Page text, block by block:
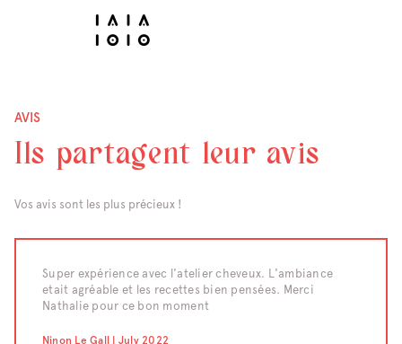
AVIS
Ils partagent leur avis
Vos avis sont les plus précieux !
Super expérience avec l'atelier cheveux. L'ambiance
etait agréable et les recettes bien pensées. Merci
Nathalie pour ce bon moment
Ninon Le Gall | July 2022